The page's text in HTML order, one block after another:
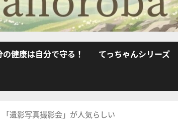
の健康は自分で守る！ てっちゃんシリーズ
遺影写真撮影会」が人気らしい